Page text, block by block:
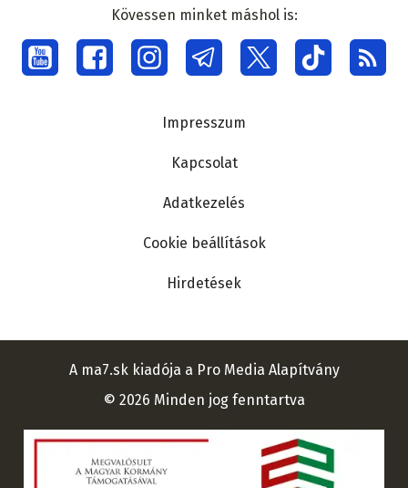
Social
menu
Kövessen minket máshol is:
Impresszum
Kapcsolat
Adatkezelés
Cookie beállítások
Hirdetések
A ma7.sk kiadója a Pro Media Alapítvány
© 2026 Minden jog fenntartva